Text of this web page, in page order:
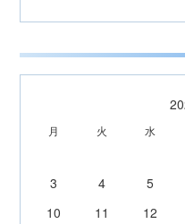
月 火 水
3
4 5
10
11 12